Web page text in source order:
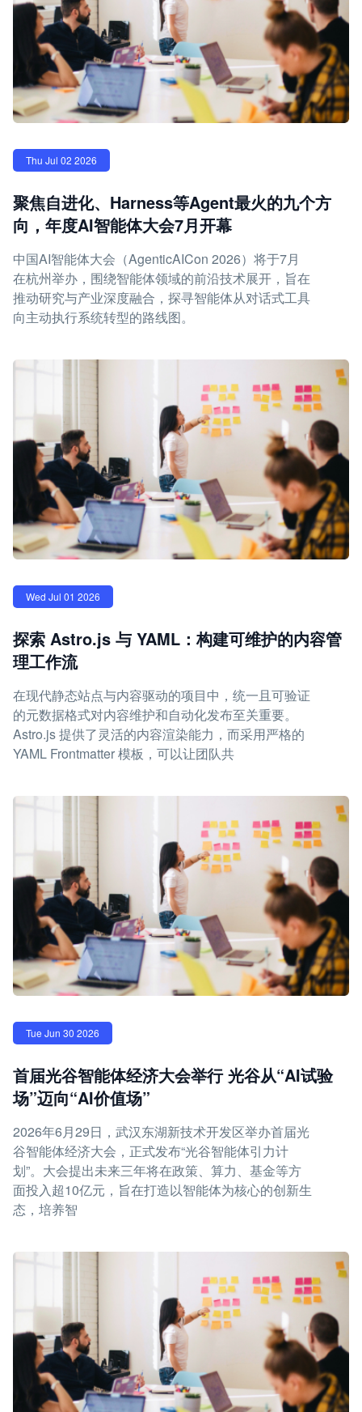
Thu Jul 02 2026
聚焦自进化、Harness等Agent最火的九个方
向，年度AI智能体大会7月开幕
中国AI智能体大会（AgenticAICon 2026）将于7月
在杭州举办，围绕智能体领域的前沿技术展开，旨在
推动研究与产业深度融合，探寻智能体从对话式工具
向主动执行系统转型的路线图。
Wed Jul 01 2026
探索 Astro.js 与 YAML：构建可维护的内容管
理工作流
在现代静态站点与内容驱动的项目中，统一且可验证
的元数据格式对内容维护和自动化发布至关重要。
Astro.js 提供了灵活的内容渲染能力，而采用严格的
YAML Frontmatter 模板，可以让团队共
Tue Jun 30 2026
首届光谷智能体经济大会举行 光谷从“AI试验
场”迈向“AI价值场”
2026年6月29日，武汉东湖新技术开发区举办首届光
谷智能体经济大会，正式发布“光谷智能体引力计
划”。大会提出未来三年将在政策、算力、基金等方
面投入超10亿元，旨在打造以智能体为核心的创新生
态，培养智